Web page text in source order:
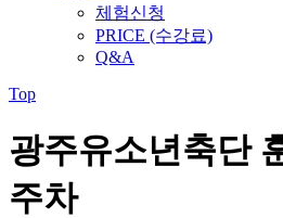
체험신청
PRICE (수강료)
Q&A
Top
광주유소년축단
주차